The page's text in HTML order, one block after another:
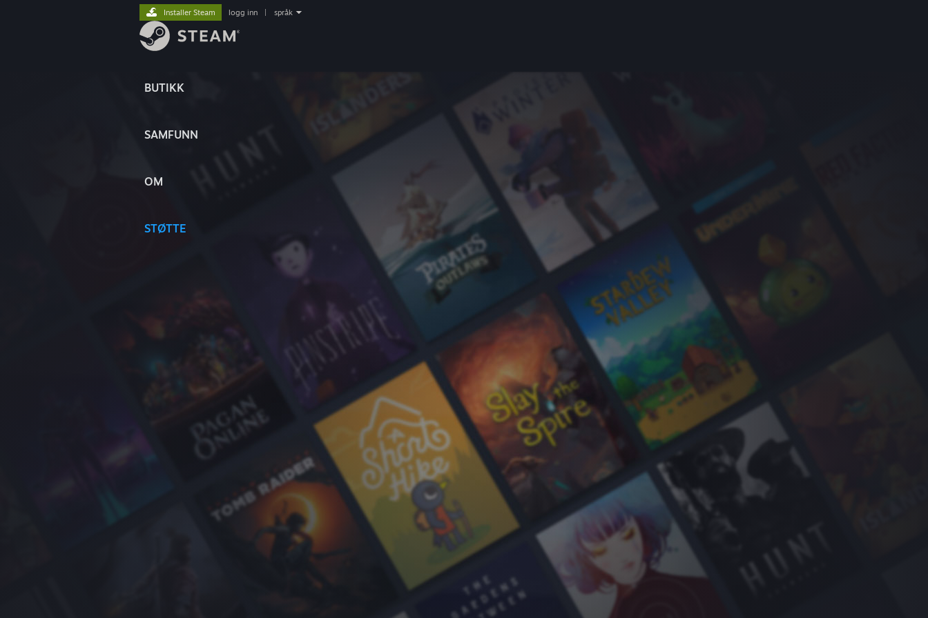
BUTIKK
SAMFUNN
OM
STØTTE
Installer Steam logg inn språk